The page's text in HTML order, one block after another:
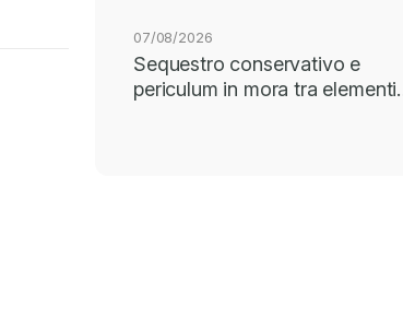
07/08/2026
Sequestro conservativo e
periculum in mora tra